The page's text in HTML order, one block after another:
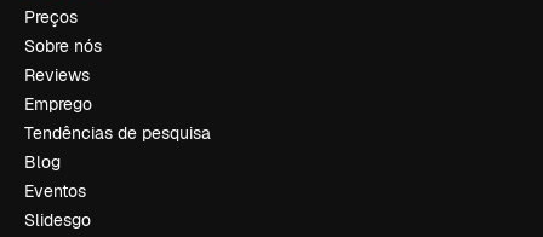
Preços
Sobre nós
Reviews
Emprego
Tendências de pesquisa
Blog
Eventos
Slidesgo